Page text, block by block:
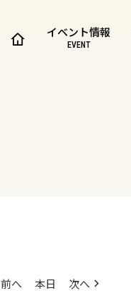
イベント情報
EVENT
前へ 本日 次へ